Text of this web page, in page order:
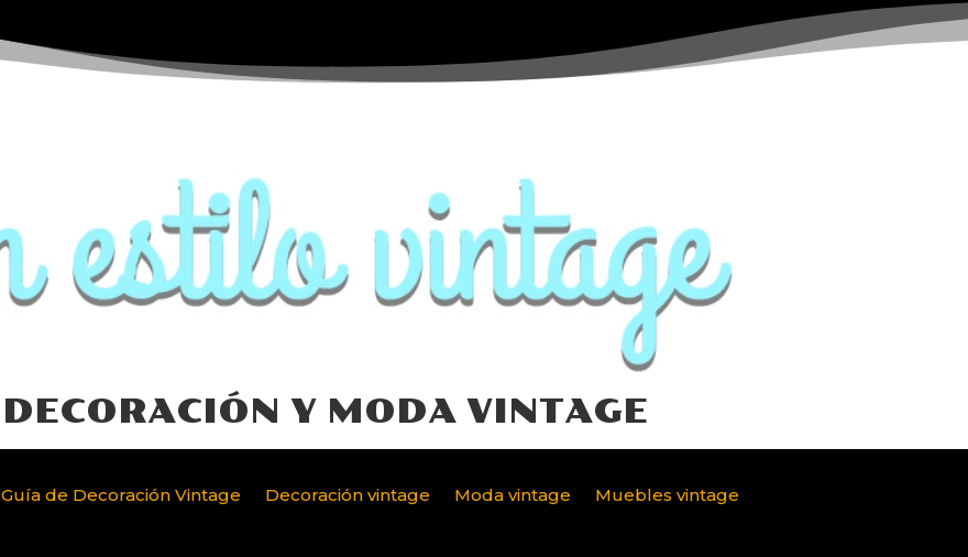
Y MODA VINTAGE
Guía de Decoración Vintage Decoración vintage Moda vintage Muebles vintage